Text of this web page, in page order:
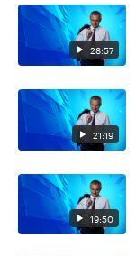
28:57
21:19
19:50